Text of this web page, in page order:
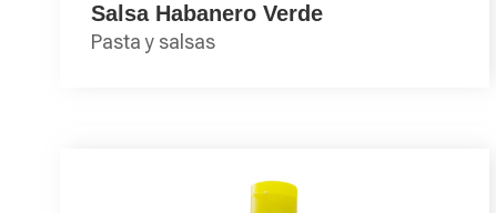
Salsa Habanero Verde
Pasta y salsas